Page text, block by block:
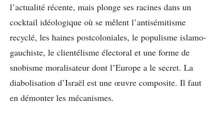
l’actualité récente, mais plonge ses racines dans un
cocktail idéologique où se mêlent l’antisémitisme
recyclé, les haines postcoloniales, le populisme islamo-
gauchiste, le clientélisme électoral et une forme de
snobisme moralisateur dont l’Europe a le secret. La
diabolisation d’Israël est une œuvre composite. Il faut
en démonter les mécanismes.